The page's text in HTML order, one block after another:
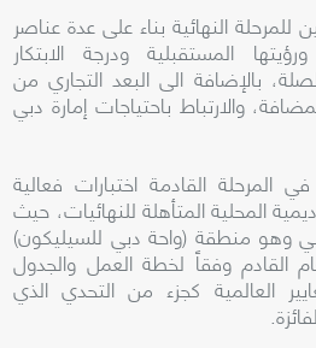
النهائية بناء على عدة عناصر
المستقبلية ودرجة الابتكار
بالإضافة الى البعد التجاري من
والارتباط باحتياجات إمارة دبي
القادمة اختبارات فعالية
المحلية المتأهلة للنهائيات، حيث
وهو منطقة (واحة دبي للسيليكون)
القادم وفقاً لخطة العمل والجدول
العالمية كجزء من التحدي الذي